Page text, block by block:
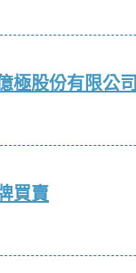
極股份有限公司
買賣